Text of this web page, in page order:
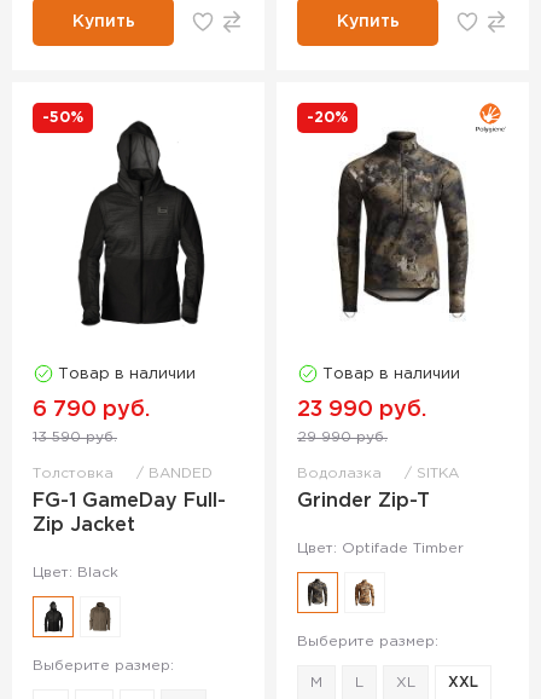
Купить Купить
-50%
Товар в наличии
6 790 руб.
13 590 руб.
Толстовка BANDED
FG-1 GameDay Full-
Zip Jacket
Цвет: Black
Выберите размер:
-20%
Товар в наличии
23 990 руб.
29 990 руб.
Водолазка SITKA
Grinder Zip-T
Цвет: Optifade Timber
Выберите размер:
M XL XXL